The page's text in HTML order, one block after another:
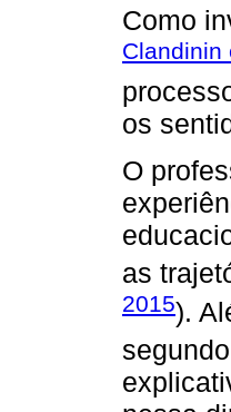
Como
Clandinin
os
O
as
2015).
segundo